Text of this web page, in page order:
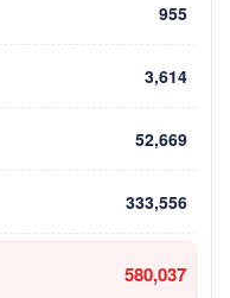
955
3,614
52,669
333,556
580,037